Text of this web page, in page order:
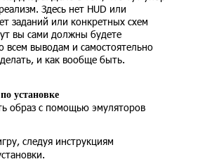
Здесь нет HUD или
заданий или конкретных схем
вы сами должны будете
всем выводам и самостоятельно
и как вообще быть.
установке
образ с помощью эмуляторов
следуя инструкциям